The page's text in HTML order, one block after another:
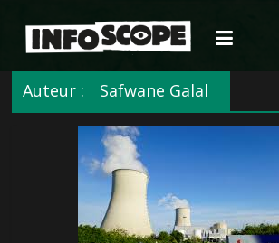
contenu
Auteur : Safwane Galal